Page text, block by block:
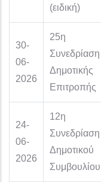
(ειδική)
30-
06-
2026
25η
Συνεδρίαση
Δημοτικής
Επιτροπής
24-
06-
2026
12η
Συνεδρίαση
Δημοτικού
Συμβουλίου